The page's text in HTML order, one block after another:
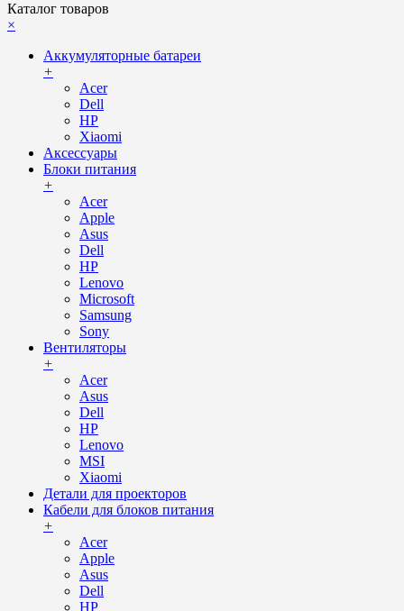
Каталог товаров
×
Аккумуляторные батареи
+
Acer
Dell
HP
Xiaomi
Аксессуары
Блоки питания
+
Acer
Apple
Asus
Dell
HP
Lenovo
Microsoft
Samsung
Sony
Вентиляторы
+
Acer
Asus
Dell
HP
Lenovo
MSI
Xiaomi
Детали для проекторов
Кабели для блоков питания
+
Acer
Apple
Asus
Dell
HP